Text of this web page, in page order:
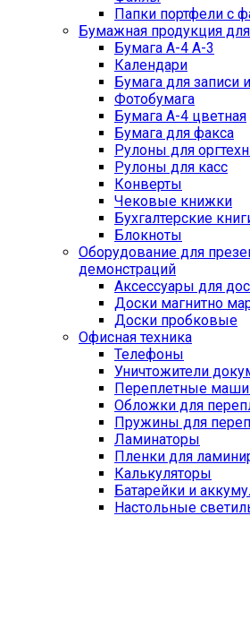
Папки портфели с
Бумажная продукция
Бумага А-4 А-3
Календари
Бумага для записи
Фотобумага
Бумага А-4 цветная
Бумага для факса
Рулоны для
Рулоны для касс
Конверты
Чековые книжки
Бухгалтерские
Блокноты
Оборудование для
демонстраций
Аксессуары для
Доски магнитно
Доски пробковые
Офисная техника
Телефоны
Уничтожители
Переплетные
Обложки для
Пружины для
Ламинаторы
Пленки для
Калькуляторы
Батарейки и
Настольные